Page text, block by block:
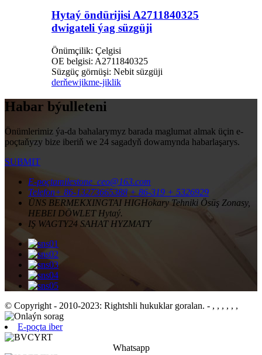
Hytaý öndürijisi A2711840325
dwigateli ýag süzgüji
Önümçilik: Çelgisi
OE belgisi: A2711840325
Süzgüç görnüşi: Nebit süzgüji
derňewjikme-jiklik
Habar býulleteni
Önümlerimiz ýa-da bahalarymyz barada maglumat almak üçin e-
poçtaňyzy bize iberiň we 24 sagadyň dowamynda habarlaşarys.
SUBMIT
E-poçtamilestone_ceo@163.com
Telefon+ 86-13273665388 + 86-319 + 5326929
ÜNS BERMEKXINGTAI HIGHokary Tehniki Ösüş Zonasy,
HEBEI DÖWLET Hytaý.
IŞ WAGTY24 SAHAT HYZMATY
© Copyright - 2010-2023: Rightshli hukuklar goralan. - , , , , , ,
E-poçta iber
Whatsapp